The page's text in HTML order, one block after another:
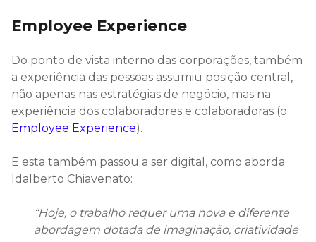
Employee Experience
Do ponto de vista interno das corporações, também
a experiência das pessoas assumiu posição central,
não apenas nas estratégias de negócio, mas na
experiência dos colaboradores e colaboradoras (o
Employee Experience).
E esta também passou a ser digital, como aborda
Idalberto Chiavenato:
“Hoje, o trabalho requer uma nova e diferente
abordagem dotada de imaginação, criatividade